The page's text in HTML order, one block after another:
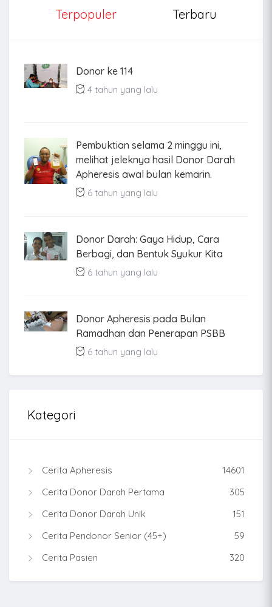
Terpopuler Terbaru
Donor ke 114
4 tahun yang lalu
Pembuktian selama 2 minggu ini,
melihat jeleknya hasil Donor Darah
Apheresis awal bulan kemarin.
6 tahun yang lalu
Donor Darah: Gaya Hidup, Cara
Berbagi, dan Bentuk Syukur Kita
6 tahun yang lalu
Donor Apheresis pada Bulan
Ramadhan dan Penerapan PSBB
6 tahun yang lalu
Kategori
Cerita Apheresis
14601
Cerita Donor Darah Pertama
305
Cerita Donor Darah Unik
151
Cerita Pendonor Senior (45+)
59
Cerita Pasien
320